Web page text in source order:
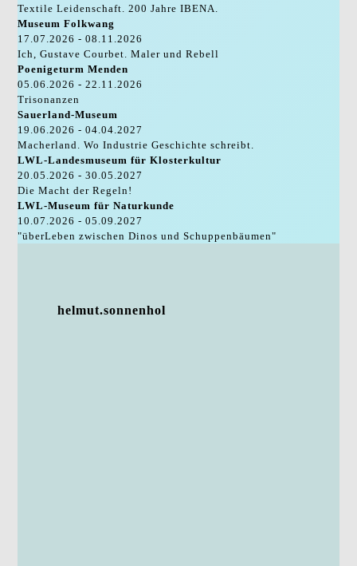
Textile Leidenschaft. 200 Jahre IBENA.
Museum Folkwang
17.07.2026 - 08.11.2026
Ich, Gustave Courbet. Maler und Rebell
Poenigeturm Menden
05.06.2026 - 22.11.2026
Trisonanzen
Sauerland-Museum
19.06.2026 - 04.04.2027
Macherland. Wo Industrie Geschichte schreibt.
LWL-Landesmuseum für Klosterkultur
20.05.2026 - 30.05.2027
Die Macht der Regeln!
LWL-Museum für Naturkunde
10.07.2026 - 05.09.2027
"überLeben zwischen Dinos und Schuppenbäumen"
helmut.sonnenhol